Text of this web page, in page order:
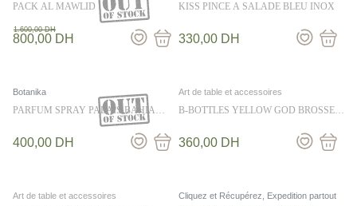
PACK AL MAWLID
800,00 DH
1.600,00DH
KISS PINCE A SALADE BLEU INOX
330,00 DH
Botanika
PARFUM SPRAY PALAIS BAHIA
500ML – BOTANIKA
400,00 DH
Art de table et accessoires
B-BOTTLES YELLOW GOD BROSSE
360,00 DH
Art de table et accessoires
Cliquez et Récupérez, Expedition partout